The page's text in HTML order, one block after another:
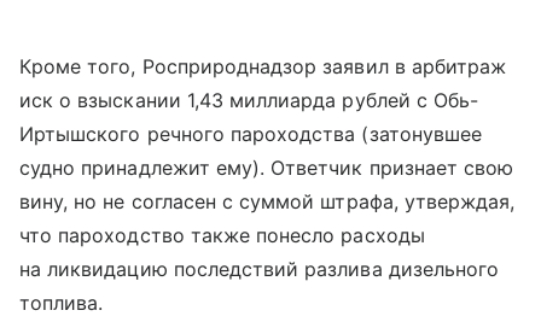
Кроме того, Росприроднадзор заявил в арбитраж
иск о взыскании 1,43 миллиарда рублей с Обь-
Иртышского речного пароходства (затонувшее
судно принадлежит ему). Ответчик признает свою
вину, но не согласен с суммой штрафа, утверждая,
что пароходство также понесло расходы
на ликвидацию последствий разлива дизельного
топлива.